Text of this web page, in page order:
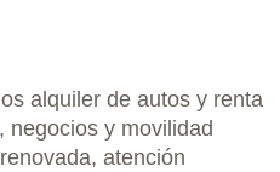
alquiler de autos y renta
negocios y movilidad
atención